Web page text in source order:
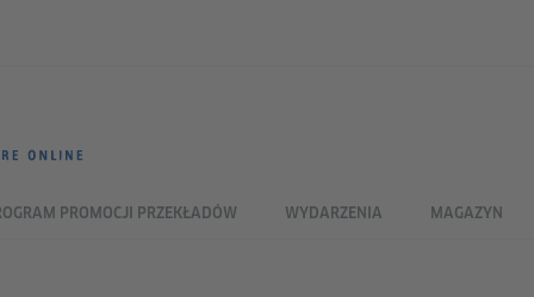
PROMOCJI PRZEKŁADÓW WYDARZENIA MAGAZYN